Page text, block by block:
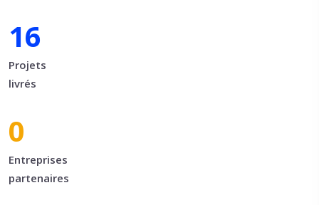
16
Projets
livrés
0
Entreprises
partenaires